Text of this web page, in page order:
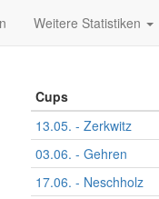
Weitere Statistiken
Cups
13.05. - Zerkwitz
03.06. - Gehren
17.06. - Neschholz